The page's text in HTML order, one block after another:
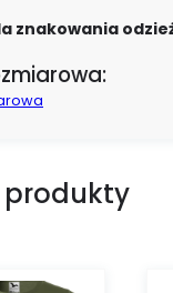
znakowania
produkty